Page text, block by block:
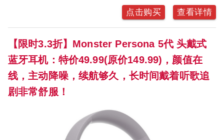
点击购买 查看详情
【限时3.3折】Monster Persona 5代 头戴式
蓝牙耳机：特价49.99(原价149.99)，颜值在
线，主动降噪，续航够久，长时间戴着听歌追
剧非常舒服！